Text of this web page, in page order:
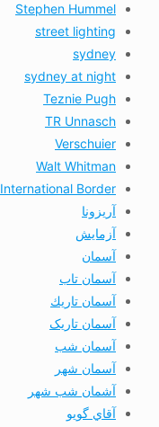
Stephen Hummel
street lighting
sydney
sydney at night
Teznie Pugh
TR Unnasch
Verschuier
Walt Whitman
Border
آریزونا
آزمایش
آسمان
آسمان تاب
آسمان تاريك
آسمان تاریک
آسمان شب
آسمان شهر
آشمان شب شهر
آقاي گويو